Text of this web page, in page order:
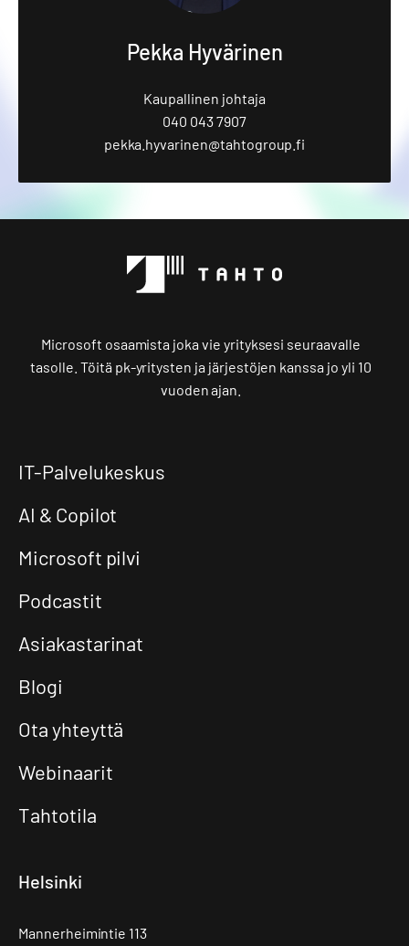
Pekka Hyvärinen
Kaupallinen johtaja
040 043 7907
pekka.hyvarinen@tahtogroup.fi
Microsoft osaamista joka vie yrityksesi seuraavalle
tasolle. Töitä pk-yritysten ja järjestöjen kanssa jo yli 10
vuoden ajan.
IT-Palvelukeskus
AI & Copilot
Microsoft pilvi
Podcastit
Asiakastarinat
Blogi
Ota yhteyttä
Webinaarit
Tahtotila
Helsinki
Mannerheimintie 113